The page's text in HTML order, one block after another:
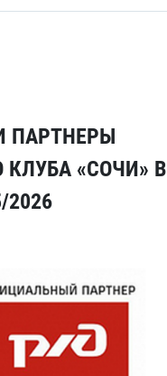
ПАРТНЕРЫ
КЛУБА «СОЧИ» В
2026